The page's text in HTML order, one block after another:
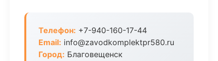
Телефон: +7-940-160-17-44
Email: info@zavodkomplektpr580.ru
Город: Благовещенск